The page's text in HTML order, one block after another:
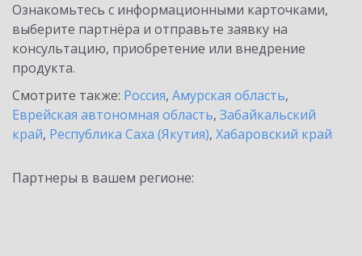
Ознакомьтесь с информационными карточками,
выберите партнёра и отправьте заявку на
консультацию, приобретение или внедрение
продукта.
Смотрите также: Россия, Амурская область,
Еврейская автономная область, Забайкальский
край, Республика Саха (Якутия), Хабаровский край
Партнеры в вашем регионе: